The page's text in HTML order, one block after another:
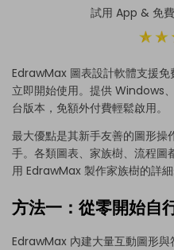
試用 App & 免
EdrawMax 圖表設計軟體支援
立即開始使用。提供 Windows
台版本，免額外付費輕鬆啟用。
最大優點是其新手友善的圖形操
手。各類圖表、家族樹、流程圖
用 EdrawMax 製作家族樹的詳細
方法一：從零開始自
EdrawMax 內建大量互動圖形